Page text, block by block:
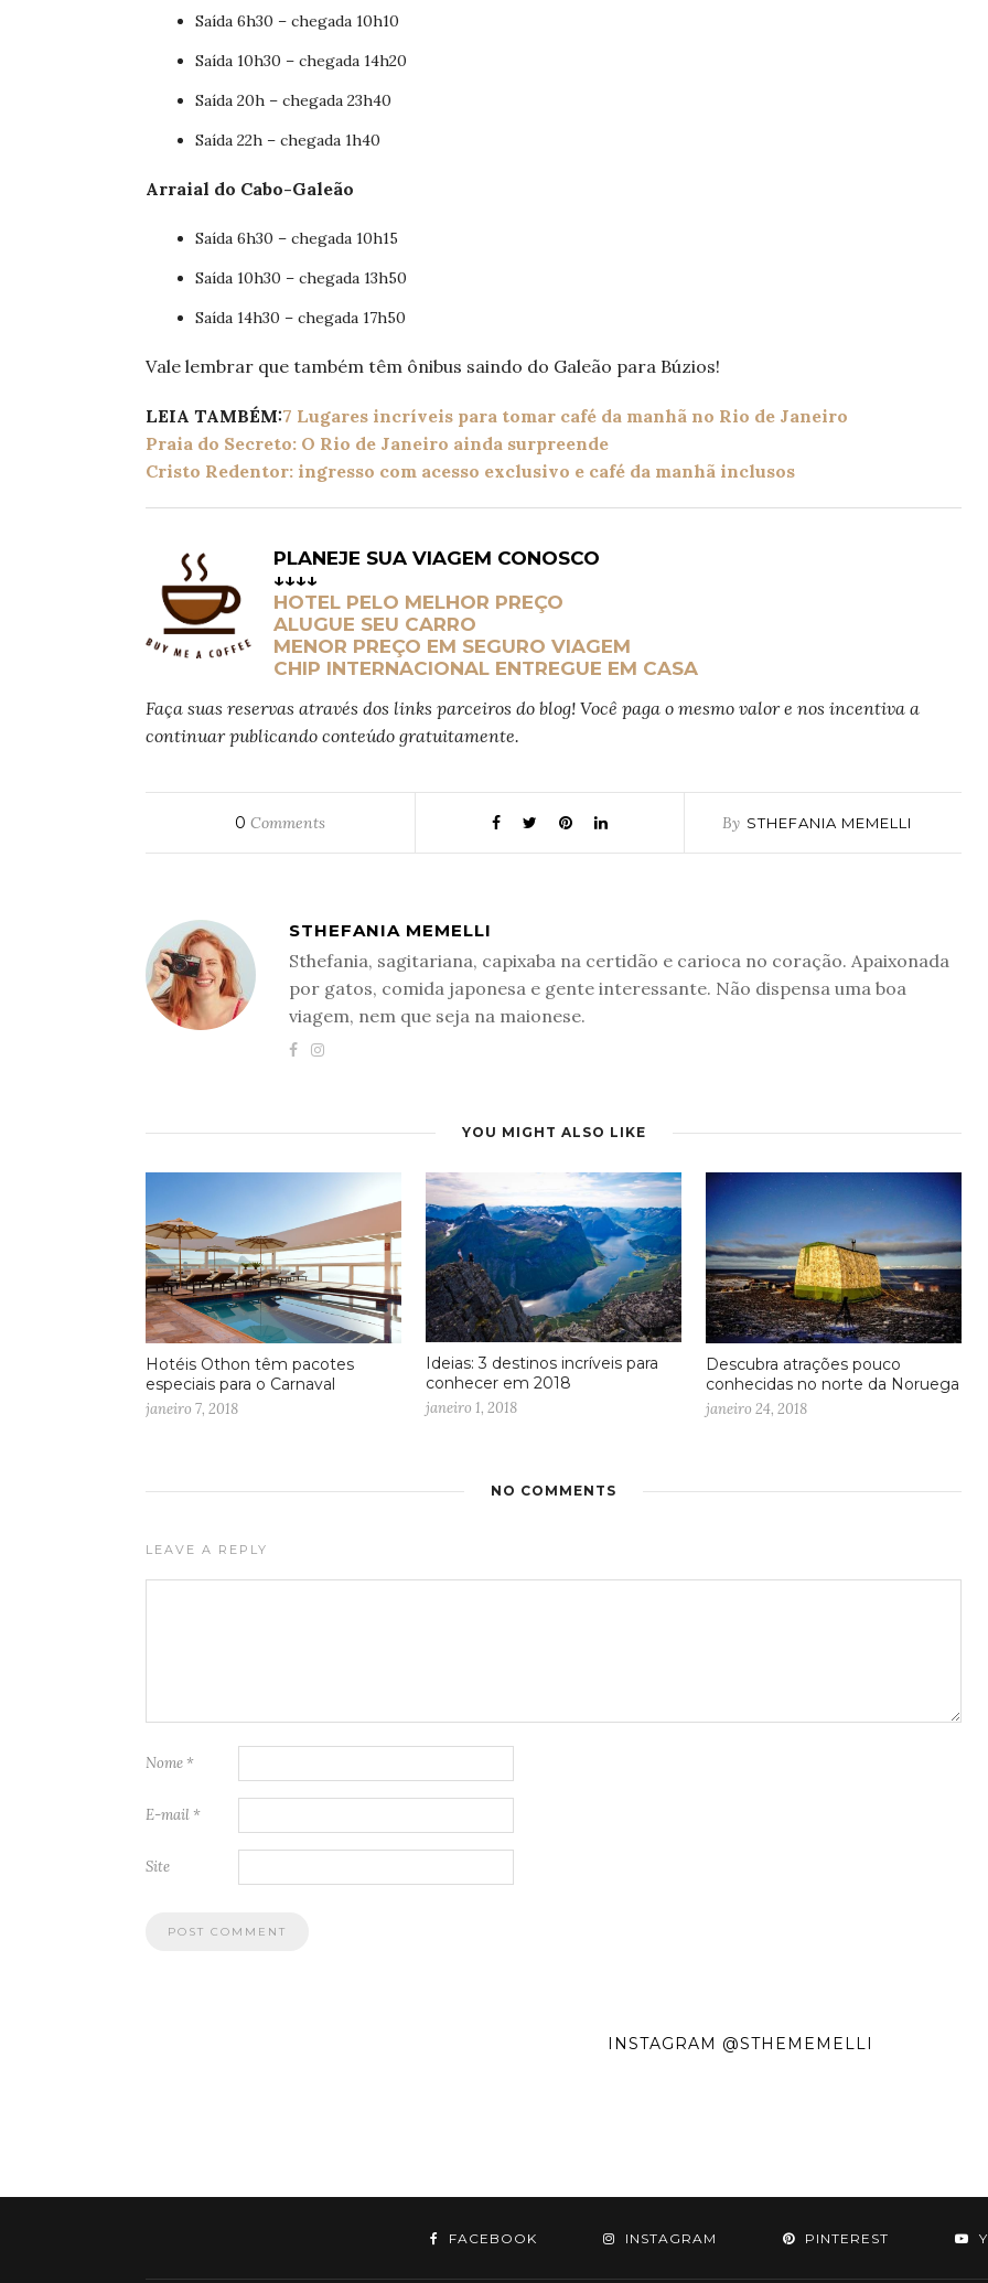
Saída 6h30 – chegada 10h10
Saída 10h30 – chegada 14h20
Saída 20h – chegada 23h40
Saída 22h – chegada 1h40
Arraial do Cabo-Galeão
Saída 6h30 – chegada 10h15
Saída 10h30 – chegada 13h50
Saída 14h30 – chegada 17h50
Vale lembrar que também têm ônibus saindo do Galeão para Búzios!
LEIA TAMBÉM:7 Lugares incríveis para tomar café da manhã no Rio de Janeiro
Praia do Secreto: O Rio de Janeiro ainda surpreende
Cristo Redentor: ingresso com acesso exclusivo e café da manhã inclusos
PLANEJE SUA VIAGEM CONOSCO
↓↓↓↓
HOTEL PELO MELHOR PREÇO
ALUGUE SEU CARRO
MENOR PREÇO EM SEGURO VIAGEM
CHIP INTERNACIONAL ENTREGUE EM CASA
Faça suas reservas através dos links parceiros do blog! Você paga o mesmo valor e nos incentiva a
continuar publicando conteúdo gratuitamente.
0 Comments By STHEFANIA MEMELLI
STHEFANIA MEMELLI
Sthefania, sagitariana, capixaba na certidão e carioca no coração. Apaixonada
por gatos, comida japonesa e gente interessante. Não dispensa uma boa
viagem, nem que seja na maionese.
YOU MIGHT ALSO LIKE
Hotéis Othon têm pacotes
especiais para o Carnaval
janeiro 7, 2018
Ideias: 3 destinos incríveis para
conhecer em 2018
janeiro 1, 2018
Descubra atrações pouco
conhecidas no norte da Noruega
janeiro 24, 2018
NO COMMENTS
LEAVE A REPLY
Nome *
E-mail *
Site
INSTAGRAM @STHEMEMELLI
FACEBOOK INSTAGRAM PINTEREST